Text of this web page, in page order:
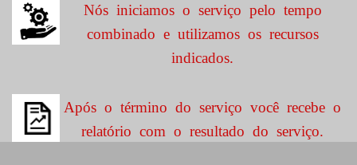
Nós iniciamos o serviço pelo tempo
combinado e utilizamos os recursos
indicados.
Após o término do serviço você recebe o
relatório com o resultado do serviço.